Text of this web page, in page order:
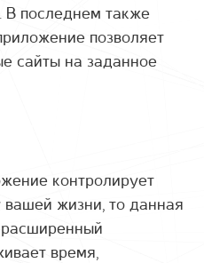
В последнем также
позволяет
сайты на заданное
контролирует
жизни, то данная
время,